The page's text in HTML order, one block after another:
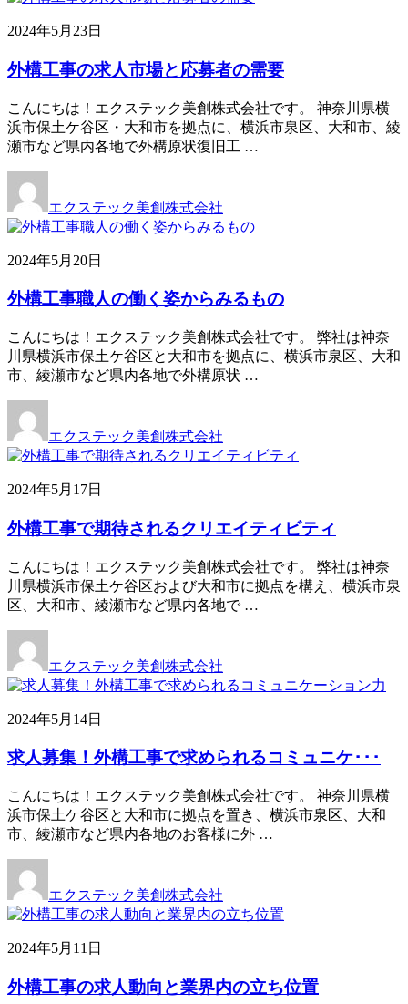
2024年5月23日
外構工事の求人市場と応募者の需要
こんにちは！エクステック美創株式会社です。 神奈川県横
浜市保土ケ谷区・大和市を拠点に、横浜市泉区、大和市、綾
瀬市など県内各地で外構原状復旧工 …
エクステック美創株式会社
2024年5月20日
外構工事職人の働く姿からみるもの
こんにちは！エクステック美創株式会社です。 弊社は神奈
川県横浜市保土ケ谷区と大和市を拠点に、横浜市泉区、大和
市、綾瀬市など県内各地で外構原状 …
エクステック美創株式会社
2024年5月17日
外構工事で期待されるクリエイティビティ
こんにちは！エクステック美創株式会社です。 弊社は神奈
川県横浜市保土ケ谷区および大和市に拠点を構え、横浜市泉
区、大和市、綾瀬市など県内各地で …
エクステック美創株式会社
2024年5月14日
求人募集！外構工事で求められるコミュニケ･･･
こんにちは！エクステック美創株式会社です。 神奈川県横
浜市保土ケ谷区と大和市に拠点を置き、横浜市泉区、大和
市、綾瀬市など県内各地のお客様に外 …
エクステック美創株式会社
2024年5月11日
外構工事の求人動向と業界内の立ち位置